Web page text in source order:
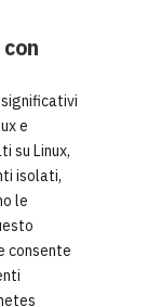
e
su Linux,
isolati,
le
consente